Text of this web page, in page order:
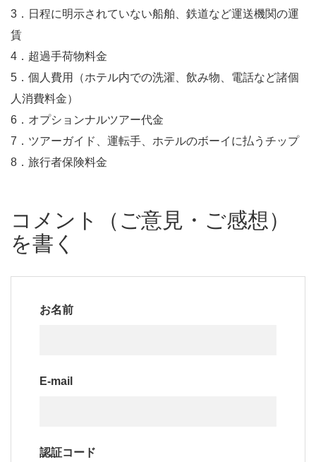
3．日程に明示されていない船舶、鉄道など運送機関の運
賃
4．超過手荷物料金
5．個人費用（ホテル内での洗濯、飲み物、電話など諸個
人消費料金）
6．オプションナルツアー代金
7．ツアーガイド、運転手、ホテルのボーイに払うチップ
8．旅行者保険料金
コメント（ご意見・ご感想）
を書く
お名前
E-mail
認証コード